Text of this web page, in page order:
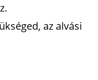
az alvási